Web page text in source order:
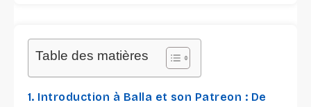
Table des matières
1. Introduction à Balla et son Patreon : De